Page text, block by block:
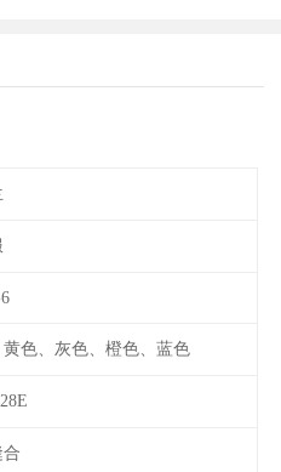
黄色、灰色、橙色、蓝色
合